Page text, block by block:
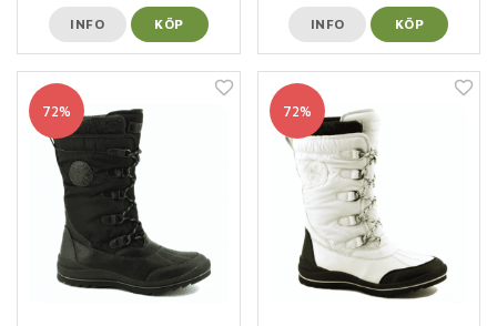
INFO KÖP INFO KÖP
72% 72%